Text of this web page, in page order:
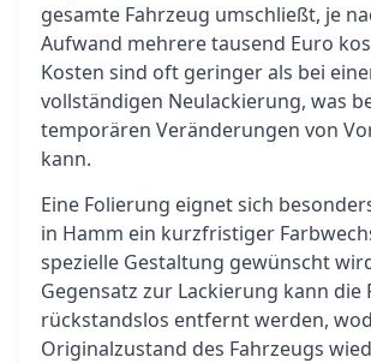
gesamte Fahrzeug umschließt, je
Aufwand mehrere tausend Euro
Kosten sind oft geringer als bei
vollständigen Neulackierung, was
temporären Veränderungen von
kann.
Eine Folierung eignet sich
in Hamm ein kurzfristiger
spezielle Gestaltung gewünscht
Gegensatz zur Lackierung kann die
rückstandslos entfernt werden,
Originalzustand des Fahrzeugs